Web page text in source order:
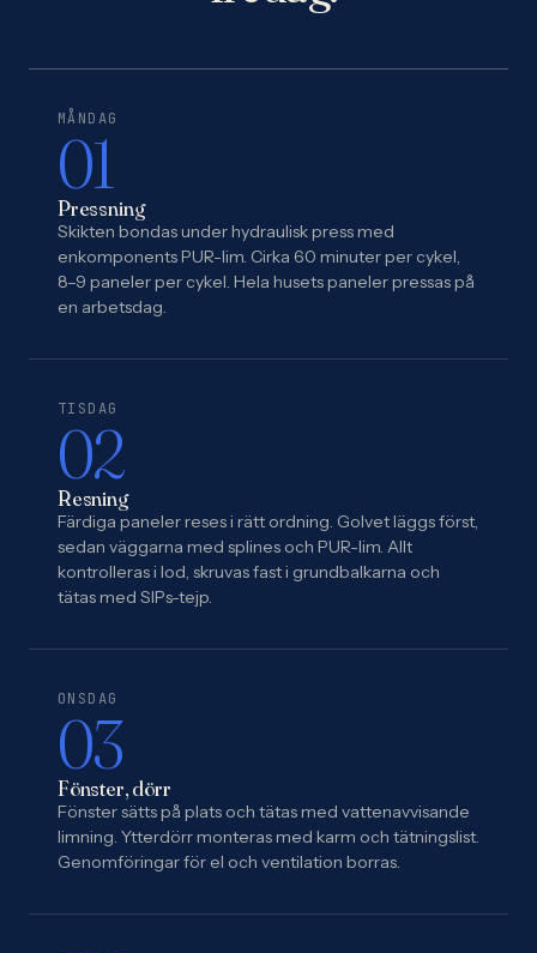
MÅNDAG
01
Pressning
Skikten bondas under hydraulisk press med
enkomponents PUR-lim. Cirka 60 minuter per cykel,
8–9 paneler per cykel. Hela husets paneler pressas på
en arbetsdag.
TISDAG
02
Resning
Färdiga paneler reses i rätt ordning. Golvet läggs först,
sedan väggarna med splines och PUR-lim. Allt
kontrolleras i lod, skruvas fast i grundbalkarna och
tätas med SIPs-tejp.
ONSDAG
03
Fönster, dörr
Fönster sätts på plats och tätas med vattenavvisande
limning. Ytterdörr monteras med karm och tätningslist.
Genomföringar för el och ventilation borras.